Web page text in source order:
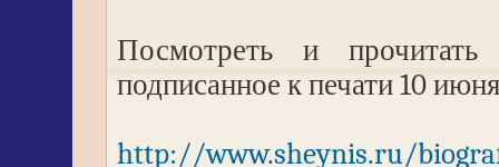
Посмотреть и прочитать
подписанное к печати 10
http://www.sheynis.ru/